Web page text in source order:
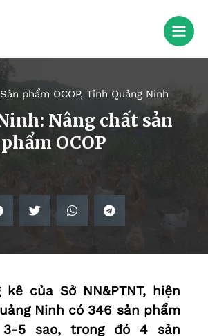
Sản phẩm OCOP, Tỉnh Quảng Ninh
Nâng chất sản
phẩm OCOP
kê của Sở NN&PTNT, hiện
Ninh có 346 sản phẩm
3-5 sao, trong đó 4 sản